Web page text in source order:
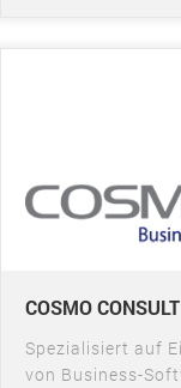
COSMO
Spezialisiert auf
von Business-